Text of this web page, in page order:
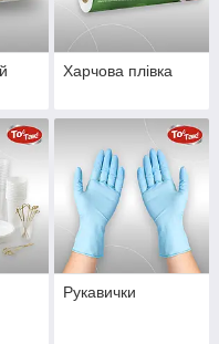
Харчова плівка
Рукавички